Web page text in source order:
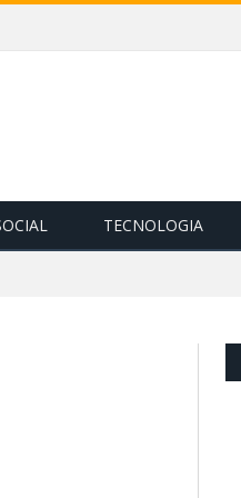
TECNOLOGIA